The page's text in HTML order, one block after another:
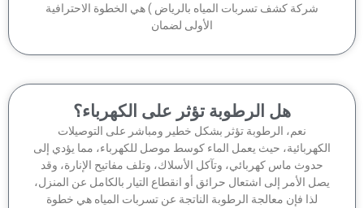
شركة كشف تسربات المياه بالرياض ) هي الخطوة الاحترافية
الأولى لضمان
هل الرطوبة تؤثر على الكهرباء؟
نعم، الرطوبة تؤثر بشكل خطير ومباشر على التوصيلات
حيث يعمل الماء كوسط موصل للكهرباء، مما يؤدي إلى
حدوث ماس كهربائي، وتآكل الأسلاك، وتلف مفاتيح الإنارة، وقد
الأمر إلى اشتعال حرائق أو انقطاع التيار بالكامل عن المنزل،
لذا فإن معالجة الرطوبة الناتجة عن تسربات المياه هي خطوة